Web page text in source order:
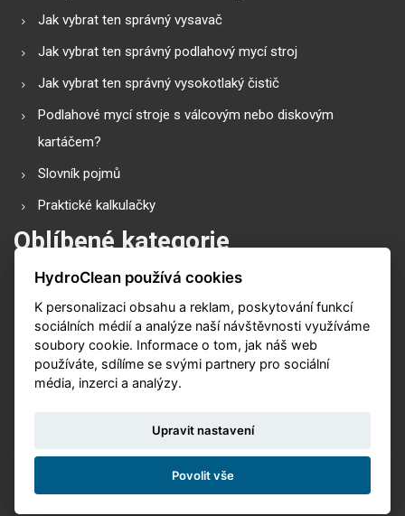
Jak vybrat ten správný vysavač
Jak vybrat ten správný podlahový mycí stroj
Jak vybrat ten správný vysokotlaký čistič
Podlahové mycí stroje s válcovým nebo diskovým
kartáčem?
Slovník pojmů
Praktické kalkulačky
Oblíbené kategorie
Průmyslové vysavače
Vysokotlaké čističe
Podlahové mycí stroje
Zametací stroje
© 2026. Vytvořeno s vNux s.r.o.
HydroClean používá cookies
K personalizaci obsahu a reklam, poskytování funkcí
sociálních médií a analýze naší návštěvnosti využíváme
soubory cookie. Informace o tom, jak náš web
používáte, sdílíme se svými partnery pro sociální
média, inzerci a analýzy.
Upravit nastavení
Povolit vše